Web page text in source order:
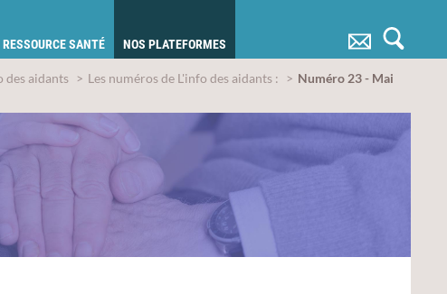
RESSOURCE SANTÉ NOS PLATEFORMES
des aidants Les numéros de L'info des aidants :
Numéro 23 - Mai